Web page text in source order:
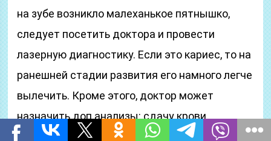
на зубе возникло малеханькое пятнышко,
следует посетить доктора и провести
лазерную диагностику. Если это кариес, то на
ранешней стадии развития его намного легче
вылечить. Кроме этого, доктор может
назначить доп анализы: сдачу крови
(внутренней средой организма человека и